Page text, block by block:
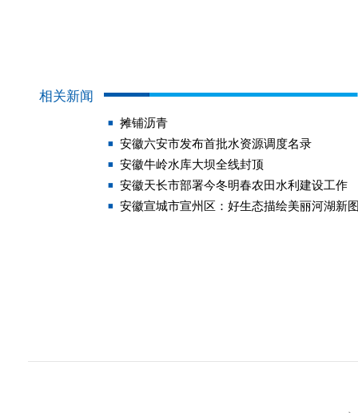
相关新闻
摊铺沥青
安徽六安市发布首批水资源调度名录
安徽牛岭水库大坝全线封顶
安徽天长市部署今冬明春农田水利建设工作
安徽宣城市宣州区：好生态描绘美丽河湖新